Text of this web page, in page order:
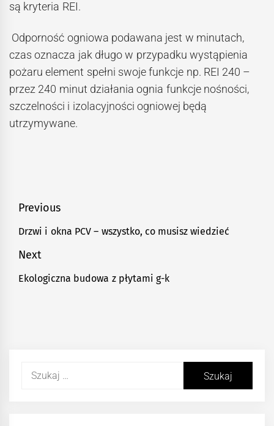
są kryteria REI.
Odporność ogniowa podawana jest w minutach,
czas oznacza jak długo w przypadku wystąpienia
pożaru element spełni swoje funkcje np. REI 240 –
przez 240 minut działania ognia funkcje nośności,
szczelności i izolacyjności ogniowej będą
utrzymywane.
Nawigacja
wpisu
Previous
Previous
Drzwi i okna PCV – wszystko, co musisz wiedzieć
Next
Next
Ekologiczna budowa z płytami g-k
Szukaj: